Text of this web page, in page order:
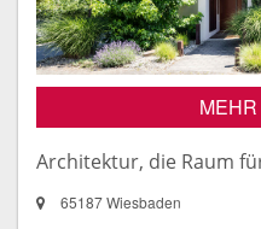
Architektur, die Raum
65187 Wiesbaden